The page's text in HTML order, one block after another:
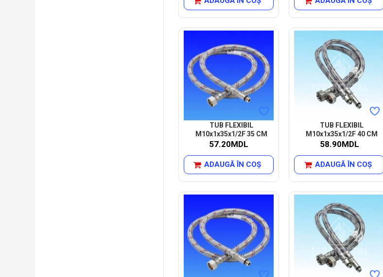
TUB FLEXIBIL
M10x1x35x1/2F 35 CM
57.20MDL
ADAUGĂ ÎN COŞ
TUB FLEXIBIL
M10x1x35x1/2F 40 CM
58.90MDL
ADAUGĂ ÎN COŞ